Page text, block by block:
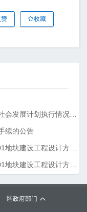
赞 收藏
续的公告
区政府部门